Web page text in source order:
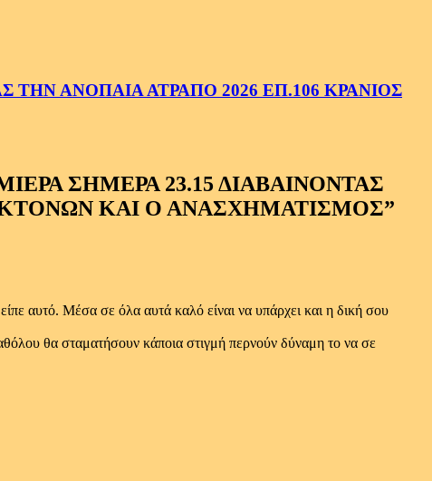
ΑΝΟΠΑΙΑ ΑΤΡΑΠΟ 2026 ΕΠ.106 ΚΡΑΝΙΟΣ
ΣΗΜΕΡΑ 23.15 ΔΙΑΒΑΙΝΟΝΤΑΣ
ΚΑΙ Ο ΑΝΑΣΧΗΜΑΤΙΣΜΟΣ”
αυτό. Μέσα σε όλα αυτά καλό είναι να υπάρχει και η δική σου
θα σταματήσουν κάποια στιγμή περνούν δύναμη το να σε